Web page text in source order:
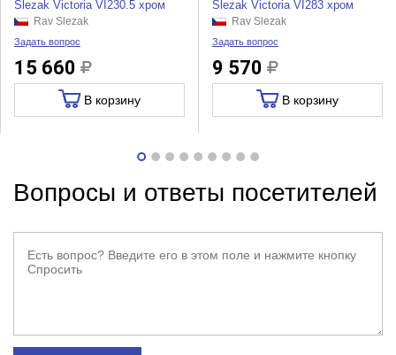
Slezak Victoria VI230.5 хром
Rav Slezak
Задать вопрос
15 660
В корзину
Slezak Victoria VI283 хром
Rav Slezak
Задать вопрос
9 570
В корзину
Вопросы и ответы посетителей